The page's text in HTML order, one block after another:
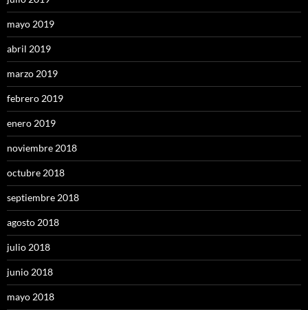
mayo 2019
abril 2019
marzo 2019
febrero 2019
enero 2019
noviembre 2018
octubre 2018
septiembre 2018
agosto 2018
julio 2018
junio 2018
mayo 2018